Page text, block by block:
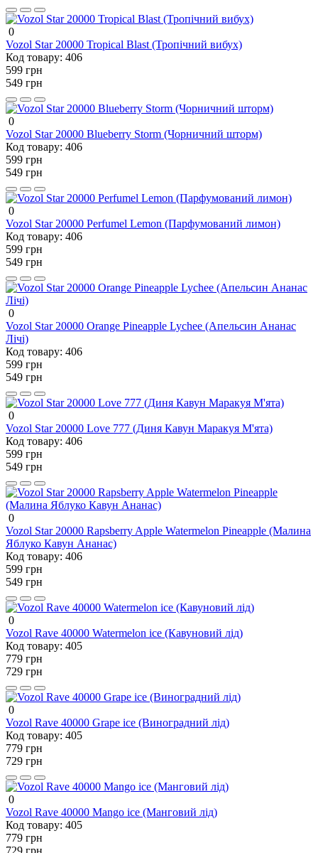
0
Vozol Star 20000 Tropical Blast (Тропічний вибух)
Код товару: 406
599 грн
549 грн
0
Vozol Star 20000 Blueberry Storm (Чорничний шторм)
Код товару: 406
599 грн
549 грн
0
Vozol Star 20000 Perfumel Lemon (Парфумований лимон)
Код товару: 406
599 грн
549 грн
0
Vozol Star 20000 Orange Pineapple Lychee (Апельсин Ананас
Лічі)
Код товару: 406
599 грн
549 грн
0
Vozol Star 20000 Love 777 (Диня Кавун Маракуя М'ята)
Код товару: 406
599 грн
549 грн
0
Vozol Star 20000 Rapsberry Apple Watermelon Pineapple (Малина
Яблуко Кавун Ананас)
Код товару: 406
599 грн
549 грн
0
Vozol Rave 40000 Watermelon ice (Кавуновий лід)
Код товару: 405
779 грн
729 грн
0
Vozol Rave 40000 Grape ice (Виноградний лід)
Код товару: 405
779 грн
729 грн
0
Vozol Rave 40000 Mango ice (Манговий лід)
Код товару: 405
779 грн
729 грн